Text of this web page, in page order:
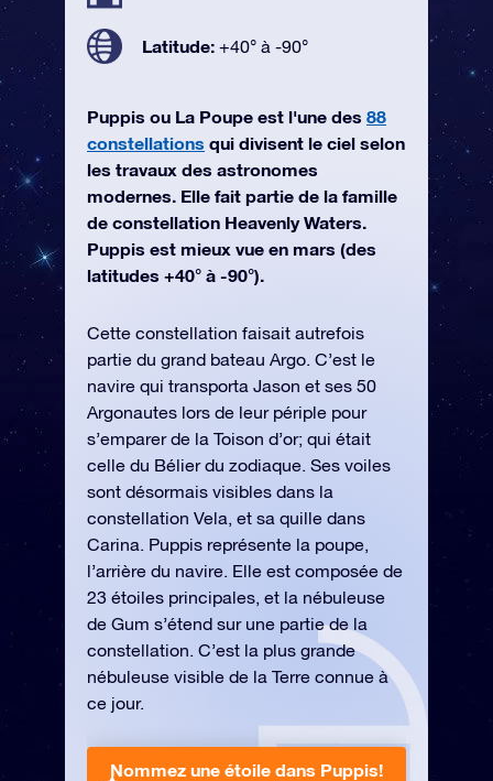
Latitude: +40° à -90°
Puppis ou La Poupe est l'une des 88
constellations qui divisent le ciel selon
les travaux des astronomes
modernes. Elle fait partie de la famille
de constellation Heavenly Waters.
Puppis est mieux vue en mars (des
latitudes +40° à -90°).
Cette constellation faisait autrefois
partie du grand bateau Argo. C’est le
navire qui transporta Jason et ses 50
Argonautes lors de leur périple pour
s’emparer de la Toison d’or; qui était
celle du Bélier du zodiaque. Ses voiles
sont désormais visibles dans la
constellation Vela, et sa quille dans
Carina. Puppis représente la poupe,
l’arrière du navire. Elle est composée de
23 étoiles principales, et la nébuleuse
de Gum s’étend sur une partie de la
constellation. C’est la plus grande
nébuleuse visible de la Terre connue à
ce jour.
Nommez une étoile dans Puppis!